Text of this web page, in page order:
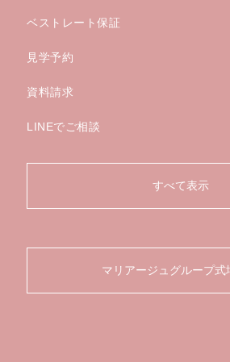
ベストレート保証
見学予約
資料請求
LINEでご相談
すべて表示
マリアージュグループ式